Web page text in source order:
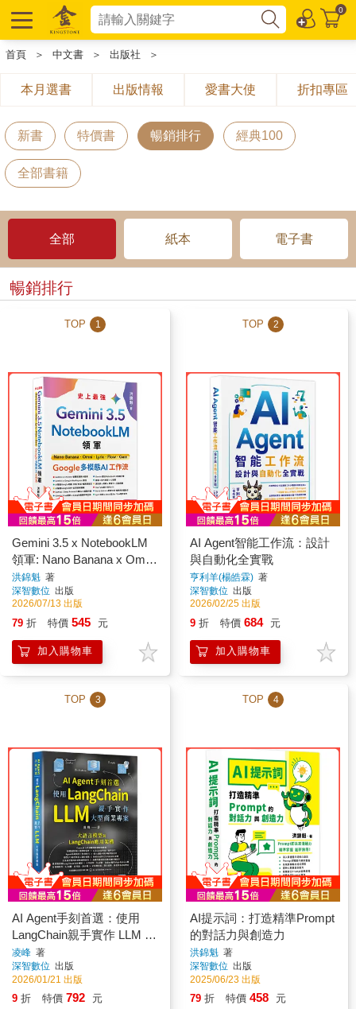
0
首頁 ＞ 中文書 ＞ 出版社 ＞
本月選書 出版情報 愛書大使 折扣專區
新書 特價書 暢銷排行 經典100
全部書籍
全部 紙本 電子書
暢銷排行
TOP 1
Gemini 3.5 x NotebookLM
領軍: Nano Banana x Omni
x Lyric x Flow x Gem -
Google 多模態 AI 工作流
洪錦魁 著
深智數位 出版
2026/07/13 出版
79 折 特價 545 元
加入購物車
TOP 2
AI Agent智能工作流：設計
與自動化全實戰
亨利羊(楊皓霖) 著
深智數位 出版
2026/02/25 出版
9 折 特價 684 元
加入購物車
TOP 3
AI Agent手刻首選：使用
LangChain親手實作 LLM 大
型商業專案
凌峰 著
深智數位 出版
2026/01/21 出版
9 折 特價 792 元
TOP 4
AI提示詞：打造精準Prompt
的對話力與創造力
洪錦魁 著
深智數位 出版
2025/06/23 出版
79 折 特價 458 元